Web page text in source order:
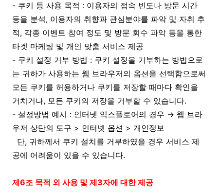
- 쿠키 등 사용 목적 : 이용자의 접속 빈도나 방문 시간
등을 분석, 이용자의 취향과 관심분야를 파악 및 자취 추
적, 각종 이벤트 참여 정도 및 방문 회수 파악 등을 통한
타겟 마케팅 및 개인 맞춤 서비스 제공
- 쿠키 설정 거부 방법 : 쿠키 설정을 거부하는 방법으로
는 귀하가 사용하는 웹 브라우저의 옵션을 선택함으로써
모든 쿠키를 허용하거나 쿠키를 저장할 때마다 확인을
거치거나, 모든 쿠키의 저장을 거부할 수 있습니다.
- 설정방법 예시 : 인터넷 익스플로어의 경우 → 웹 브라
우저 상단의 도구 > 인터넷 옵션 > 개인정보
단, 귀하께서 쿠키 설치를 거부하였을 경우 서비스 제
공에 어려움이 있을 수 있습니다.
제6조 목적 외 사용 및 제3자에 대한 제공